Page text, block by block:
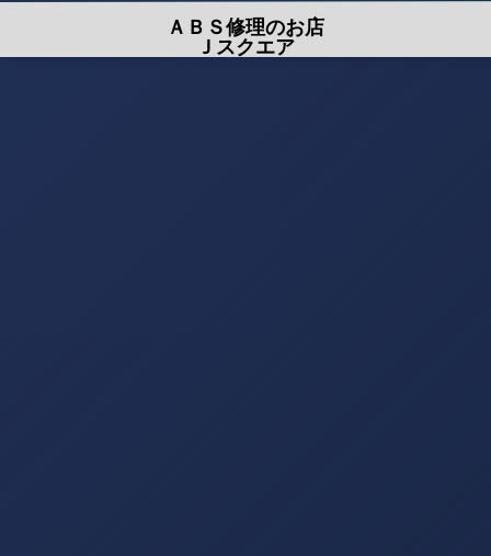
ＡＢＳ修理のお店
Ｊスクエア